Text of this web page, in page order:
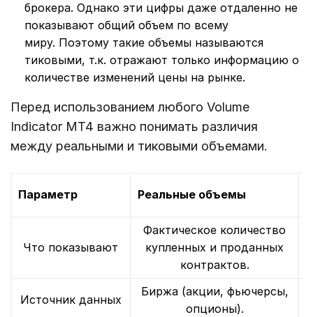
брокера. Однако эти цифры даже отдаленно не
показывают общий объем по всему
миру. Поэтому такие объемы называются
тиковыми, т.к. отражают только информацию о
количестве изменений цены на рынке.
Перед использованием любого Volume
Indicator MT4 важно понимать различия
между реальными и тиковыми объемами.
Параметр Реальные объемы
Что показывают
Фактическое количество
купленных и проданных
контрактов.
Источник данных
Биржа (акции, фьючерсы,
опционы).